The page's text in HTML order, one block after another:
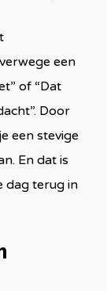
een
of “Dat
Door
een stevige
En dat is
dag terug in